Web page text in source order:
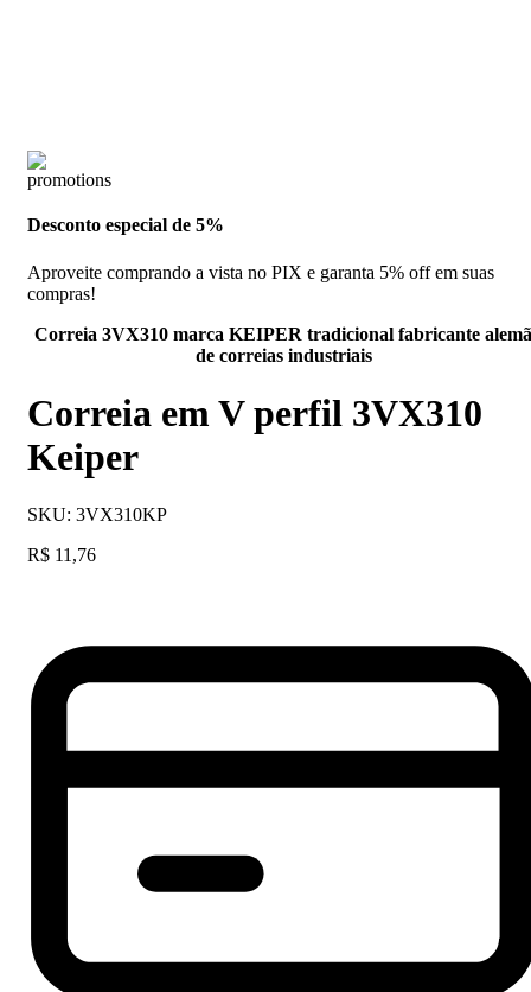
Desconto especial de 5%
Aproveite comprando a vista no PIX e garanta 5% off em suas
compras!
Correia 3VX310 marca KEIPER tradicional fabricante alemã
de correias industriais
Correia em V perfil 3VX310
Keiper
SKU: 3VX310KP
R$ 11,76